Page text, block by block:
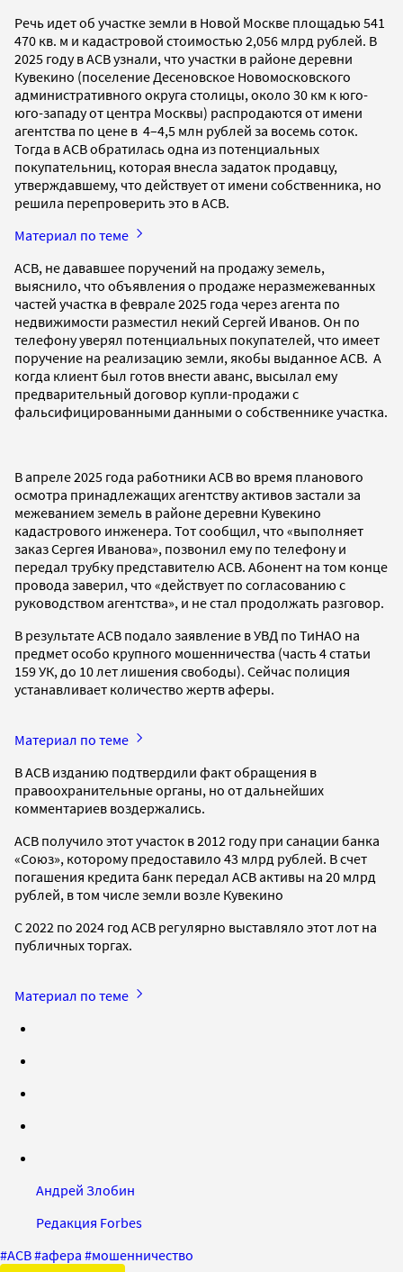
Речь идет об участке земли в Новой Москве площадью 541
470 кв. м и кадастровой стоимостью 2,056 млрд рублей. В
2025 году в АСВ узнали, что участки в районе деревни
Кувекино (поселение Десеновское Новомосковского
административного округа столицы, около 30 км к юго-
юго-западу от центра Москвы) распродаются от имени
агентства по цене в 4–4,5 млн рублей за восемь соток.
Тогда в АСВ обратилась одна из потенциальных
покупательниц, которая внесла задаток продавцу,
утверждавшему, что действует от имени собственника, но
решила перепроверить это в АСВ.
Материал по теме
АСВ, не дававшее поручений на продажу земель,
выяснило, что объявления о продаже неразмежеванных
частей участка в феврале 2025 года через агента по
недвижимости разместил некий Сергей Иванов. Он по
телефону уверял потенциальных покупателей, что имеет
поручение на реализацию земли, якобы выданное АСВ. А
когда клиент был готов внести аванс, высылал ему
предварительный договор купли-продажи с
фальсифицированными данными о собственнике участка.
В апреле 2025 года работники АСВ во время планового
осмотра принадлежащих агентству активов застали за
межеванием земель в районе деревни Кувекино
кадастрового инженера. Тот сообщил, что «выполняет
заказ Сергея Иванова», позвонил ему по телефону и
передал трубку представителю АСВ. Абонент на том конце
провода заверил, что «действует по согласованию с
руководством агентства», и не стал продолжать разговор.
В результате АСВ подало заявление в УВД по ТиНАО на
предмет особо крупного мошенничества (часть 4 статьи
159 УК, до 10 лет лишения свободы). Сейчас полиция
устанавливает количество жертв аферы.
Материал по теме
В АСВ изданию подтвердили факт обращения в
правоохранительные органы, но от дальнейших
комментариев воздержались.
АСВ получило этот участок в 2012 году при санации банка
«Союз», которому предоставило 43 млрд рублей. В счет
погашения кредита банк передал АСВ активы на 20 млрд
рублей, в том числе земли возле Кувекино
С 2022 по 2024 год АСВ регулярно выставляло этот лот на
публичных торгах.
Материал по теме
Андрей Злобин
Редакция Forbes
#АСВ#афера #мошенничество